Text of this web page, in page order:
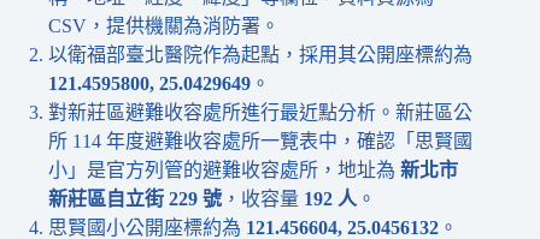
CSV，提供機關為消防署。
以衛福部臺北醫院作為起點，採用其公開座標約為
121.4595800, 25.0429649 。
對新莊區避難收容處所進行最近點分析。新莊區公
所 114 年度避難收容處所一覽表中，確認「思賢國
小」是官方列管的避難收容處所，地址為 新北市
新莊區自立街 229 號 ，收容量 192 人 。
思賢國小公開座標約為 121.456604, 25.0456132 。